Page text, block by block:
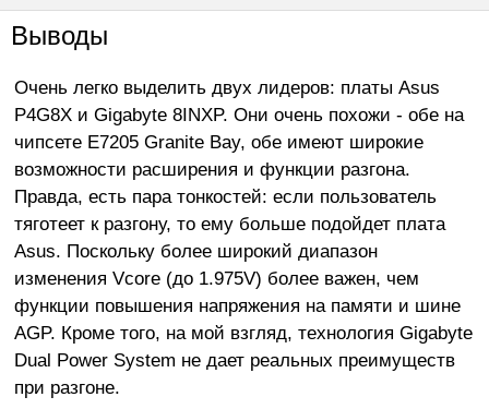
Выводы
Очень легко выделить двух лидеров: платы Asus
P4G8X и Gigabyte 8INXP. Они очень похожи - обе на
чипсете E7205 Granite Bay, обе имеют широкие
возможности расширения и функции разгона.
Правда, есть пара тонкостей: если пользователь
тяготеет к разгону, то ему больше подойдет плата
Asus. Поскольку более широкий диапазон
изменения Vcore (до 1.975V) более важен, чем
функции повышения напряжения на памяти и шине
AGP. Кроме того, на мой взгляд, технология Gigabyte
Dual Power System не дает реальных преимуществ
при разгоне.